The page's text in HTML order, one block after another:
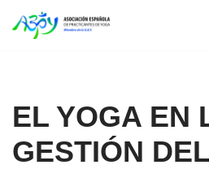
Saltar
EL YOGA EN
GESTIÓN